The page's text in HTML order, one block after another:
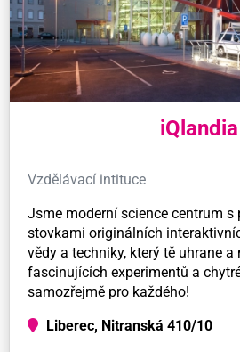
iQlandia
Vzdělávací intituce
Jsme moderní science centrum s
stovkami originálních
vědy a techniky, který tě uhrane a
fascinujících experimentů a
samozřejmě pro každého!
Liberec, Nitranská 410/10